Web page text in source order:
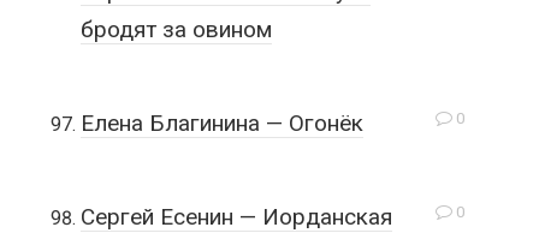
бродят за овином
0
Елена Благинина — Огонёк
0
Сергей Есенин — Иорданская